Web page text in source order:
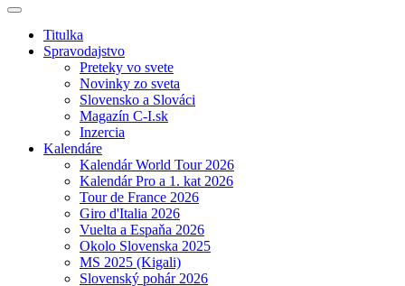
Titulka
Spravodajstvo
Preteky vo svete
Novinky zo sveta
Slovensko a Slováci
Magazín C-I.sk
Inzercia
Kalendáre
Kalendár World Tour 2026
Kalendár Pro a 1. kat 2026
Tour de France 2026
Giro d'Italia 2026
Vuelta a Espaňa 2026
Okolo Slovenska 2025
MS 2025 (Kigali)
Slovenský pohár 2026